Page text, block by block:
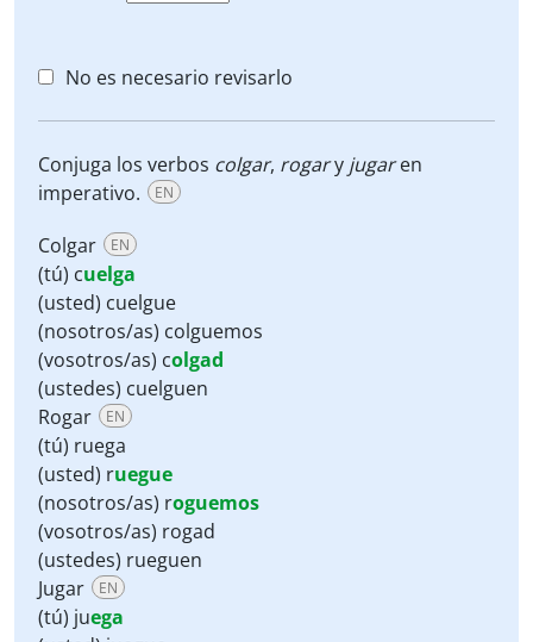
No es necesario revisarlo
Conjuga los verbos colgar, rogary jugaren
imperativo.
EN
Colgar EN
(tú) cuelga
(usted) cuelgue
(nosotros/as) colguemos
(vosotros/as) colgad
(ustedes) cuelguen
Rogar
EN
(tú) ruega
(usted) ruegue
(nosotros/as) roguemos
(vosotros/as) rogad
(ustedes) rueguen
Jugar
EN
(tú) juega